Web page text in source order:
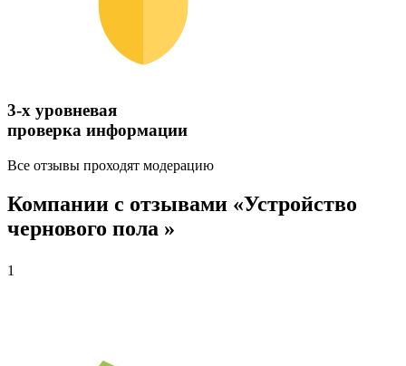
3-х уровневая
проверка информации
Все отзывы проходят модерацию
Компании с отзывами «Устройство
чернового пола »
1